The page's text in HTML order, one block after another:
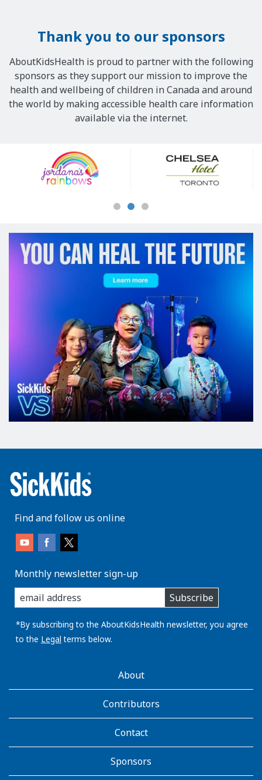
Thank you to our sponsors
AboutKidsHealth is proud to partner with the following
sponsors as they support our mission to improve the
health and wellbeing of children in Canada and around
the world by making accessible health care information
available via the internet.
Sponsors
Find and follow us online
Monthly newsletter sign-up
enter
you
email
address:
Subscribe
*By subscribing to the AboutKidsHealth newsletter, you agree
to the Legal terms below.
AboutKidsHealthAbout
Contributors
Contact
Sponsors